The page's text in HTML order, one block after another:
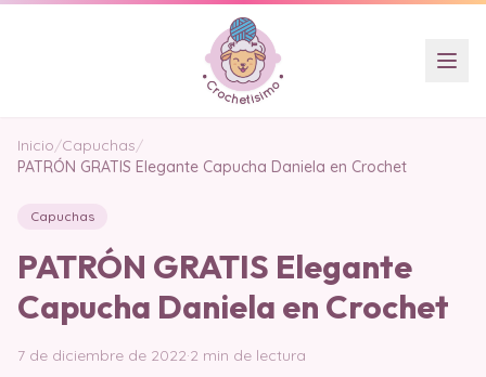
Inicio/Capuchas/
PATRÓN GRATIS Elegante Capucha Daniela en Crochet
Capuchas
PATRÓN GRATIS Elegante
Capucha Daniela en Crochet
7 de diciembre de 2022·2 min de lectura